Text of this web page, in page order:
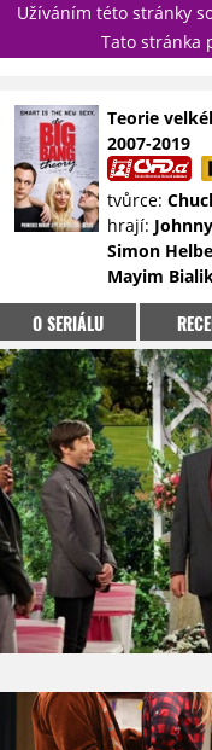
Užíváním této stránky
Tato stránka
NOVINKY
TÉMATA
RECENZE
EPIZODY
KULT
TRAILERY
GALERIE
DISKUZE
STATISTIKY
Teorie
2007-2019
tvůrce:
hrají:
Simon
Mayim
O SERIÁLU